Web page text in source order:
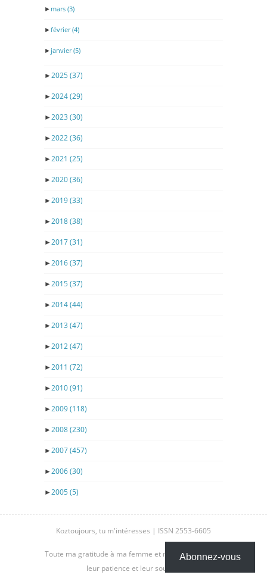
► mars (3)
►février(4)
► janvier(5)
►2025(37)
►2024(29)
►2023 (30)
►2022(36)
►2021 (25)
►2020(36)
►2019(33)
►2018(38)
►2017(31)
►2016(37)
►2015(37)
►2014(44)
►2013 (47)
►2012(47)
►2011 (72)
►2010(91)
►2009(118)
►2008(230)
►2007(457)
►2006(30)
►2005(5)
Koztoujours, tu m'intéresses | ISSN 2553-6605
Toute ma gratitude à ma femme et mes enfants, pour
leur patience et leur soutien.
Abonnez-vous